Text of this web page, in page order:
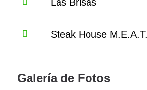
Las Brisas
Steak House M.E.A.T.
Galería de Fotos